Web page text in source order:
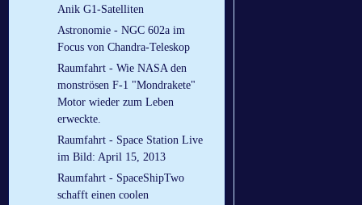
Anik G1-Satelliten
Astronomie - NGC 602a im
Focus von Chandra-Teleskop
Raumfahrt - Wie NASA den
monströsen F-1 "Mondrakete"
Motor wieder zum Leben
erweckte.
Raumfahrt - Space Station Live
im Bild: April 15, 2013
Raumfahrt - SpaceShipTwo
schafft einen coolen